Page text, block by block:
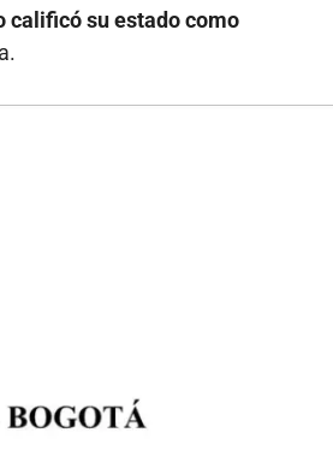
calificó su estado como